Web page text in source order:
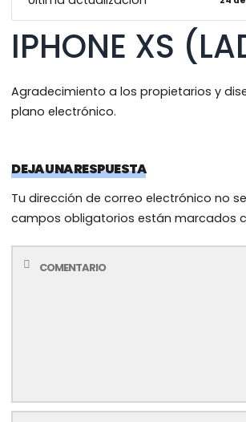
IPHONE XS
Agradecimiento a los propietarios y
plano electrónico.
DEJA UNA RESPUESTA
Tu dirección de correo electrónico no
campos obligatorios están marcados